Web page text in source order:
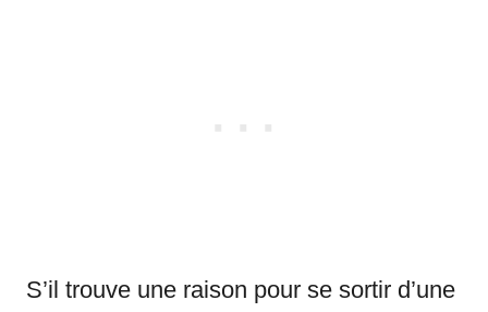
S’il trouve une raison pour se sortir d’une